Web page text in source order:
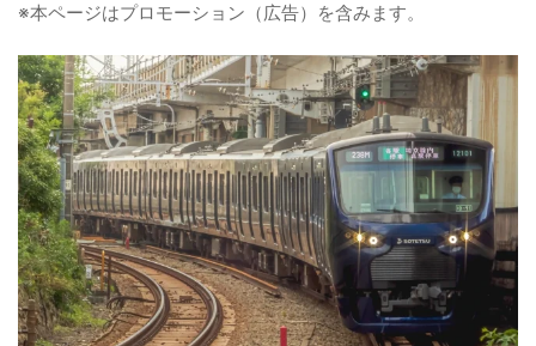
※本ページはプロモーション（広告）を含みます。